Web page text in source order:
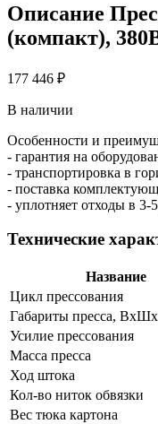
Описание
(компакт),
177 446 ₽
В наличии
Особенности и
- гарантия на
- транспортировка в
- поставка
- уплотняет отходы в 3-5
Технические
Название
Цикл прессования
Габариты пресса,
Усилие прессования
Масса пресса
Ход штока
Кол-во ниток обвязки
Вес тюка картона